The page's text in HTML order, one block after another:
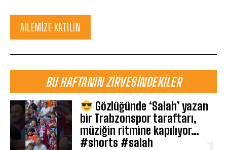
AILEMIZE KATILIN
BU HAFTANIN ZIRVESINDEKILER
Gözlüğünde ‘Salah’ yazan
bir Trabzonspor taraftarı,
müziğin ritmine kapılıyor…
#shorts #salah